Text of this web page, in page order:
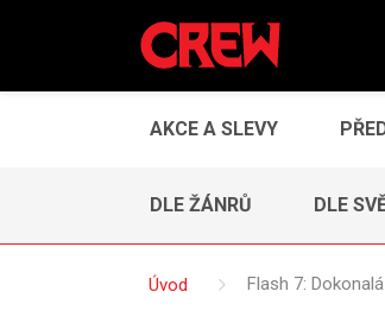
AKCE A SLEVY
DLE ŽÁNRŮ DLE
Úvod Flash 7: